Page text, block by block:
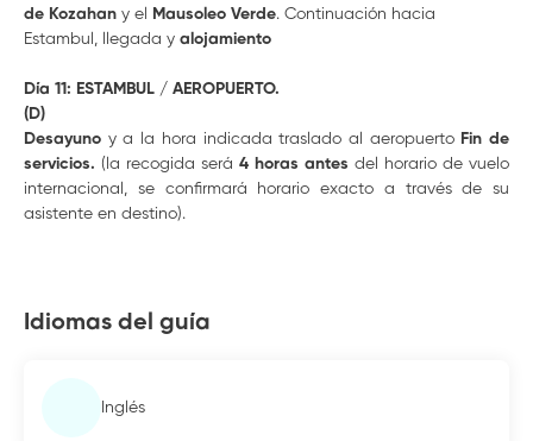
de Kozahan y el Mausoleo Verde. Continuación hacia
Estambul, llegada y alojamiento
Día 11: ESTAMBUL / AEROPUERTO.
(D)
Desayuno y a la hora indicada traslado al aeropuerto Fin de
servicios. (la recogida será 4 horas antes del horario de vuelo
internacional, se confirmará horario exacto a través de su
asistente en destino).
Idiomas del guía
Inglés